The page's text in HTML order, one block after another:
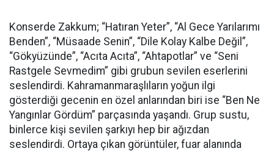
Konserde Zakkum; “Hatıran Yeter”, “Al Gece Yarılarımı
Benden”, “Müsaade Senin”, “Dile Kolay Kalbe Değil”,
“Gökyüzünde”, “Acıta Acıta”, “Ahtapotlar” ve “Seni
Rastgele Sevmedim” gibi grubun sevilen eserlerini
seslendirdi. Kahramanmaraşlıların yoğun ilgi
gösterdiği gecenin en özel anlarından biri ise “Ben Ne
Yangınlar Gördüm” parçasında yaşandı. Grup sustu,
binlerce kişi sevilen şarkıyı hep bir ağızdan
seslendirdi. Ortaya çıkan görüntüler, fuar alanında